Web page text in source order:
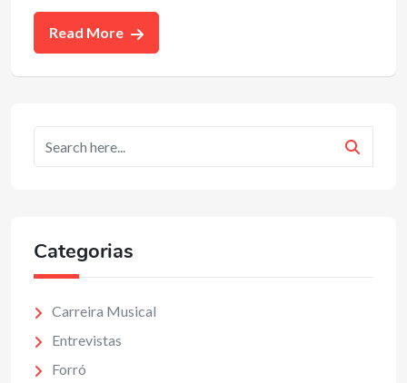
Read More
Categorias
Carreira Musical
Entrevistas
Forró